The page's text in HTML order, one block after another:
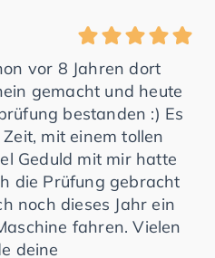
vor 8 Jahren dort
gemacht und heute
bestanden :) Es
mit einem tollen
Geduld mit mir hatte
die Prüfung gebracht
noch dieses Jahr ein
fahren. Vielen
deine